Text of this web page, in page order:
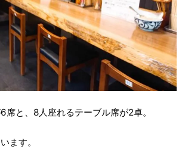
席と、8人座れるテーブル席が2卓。
ます。